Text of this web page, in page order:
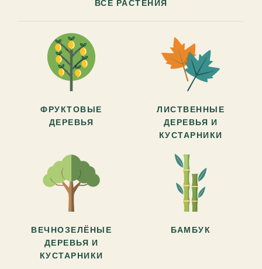
ВСЕ РАСТЕНИЯ
ФРУКТОВЫЕ
ДЕРЕВЬЯ
ЛИСТВЕННЫЕ
ДЕРЕВЬЯ И
КУСТАРНИКИ
ВЕЧНОЗЕЛЁНЫЕ
ДЕРЕВЬЯ И
КУСТАРНИКИ
БАМБУК